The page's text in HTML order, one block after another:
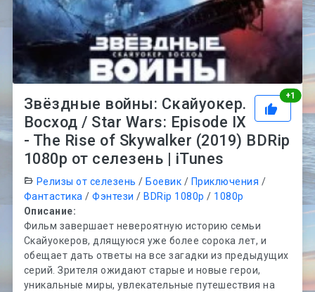
+1
Звёздные войны: Скайуокер.
Восход / Star Wars: Episode IX
- The Rise of Skywalker (2019) BDRip
1080p от селезень | iTunes
Релизы от селезень / Боевик / Приключения /
Фантастика /Фэнтези / BDRip 1080p / 1080p
Описание:
Фильм завершает невероятную историю семьи
Скайуокеров, длящуюся уже более сорока лет, и
обещает дать ответы на все загадки из предыдущих
серий. Зрителя ожидают старые и новые герои,
уникальные миры, увлекательные путешествия на